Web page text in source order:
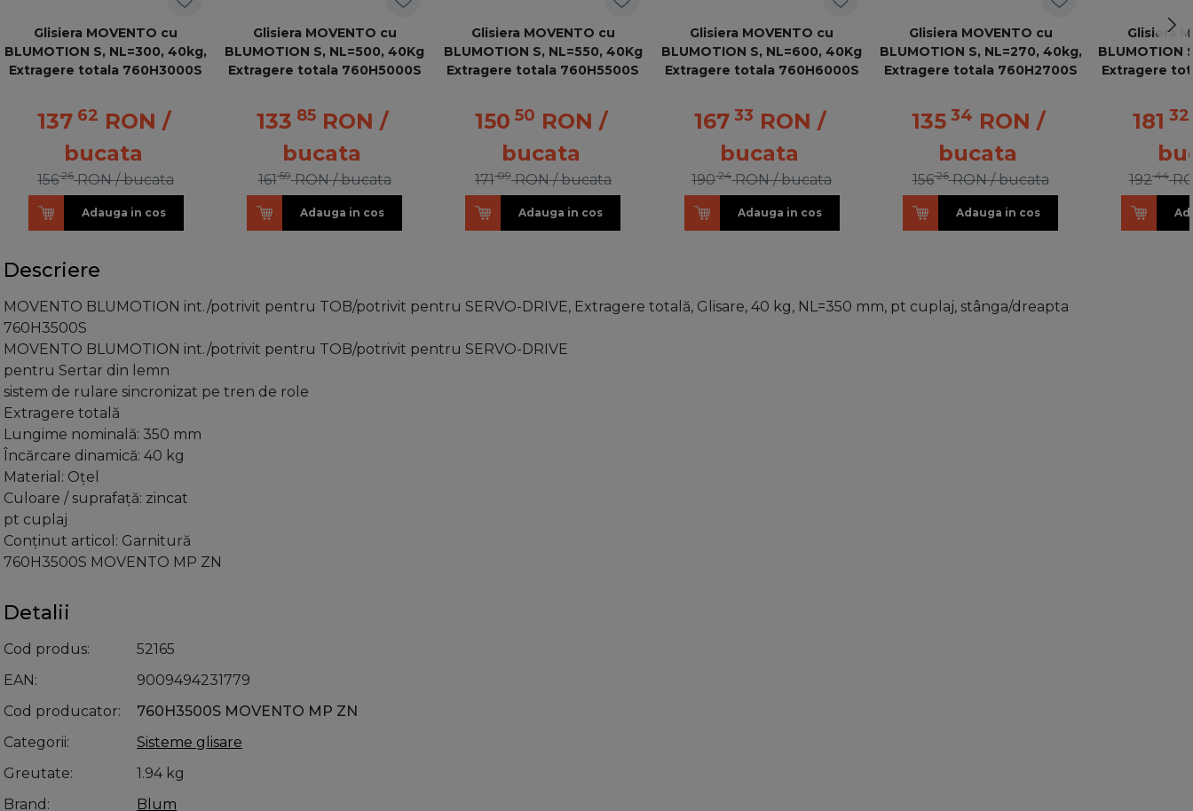
Glisiera MOVENTO cu
BLUMOTION S, NL=300, 40kg,
Extragere totala 760H3000S
13762 RON /
bucata
15626 RON / bucata
Adauga in cos
Glisiera MOVENTO cu
BLUMOTION S, NL=500, 40Kg
Extragere totala 760H5000S
133 85 RON /
bucata
16159 RON / bucata
Adauga in cos
Glisiera MOVENTO cu
BLUMOTION S, NL=550, 40Kg
Extragere totala 760H5500S
150 50 RON /
bucata
17109 RON / bucata
Adauga in cos
Glisiera MOVENTO cu
BLUMOTION S, NL=600, 40Kg
Extragere totala 760H6000S
16733 RON /
bucata
19024 RON / bucata
Adauga in cos
Glisiera MOVENTO cu
BLUMOTION S, NL=270, 40kg,
Extragere totala 760H2700S
135 34 RON /
bucata
15626 RON / bucata
Adauga in cos
Glisiera
BLUMOTION
Extragere
181 32
19244
Descriere
MOVENTO BLUMOTION int./potrivit pentru TOB/potrivit pentru SERVO-DRIVE, Extragere totală, Glisare, 40 kg, NL=350 mm, pt cuplaj, stânga/dreapta
760H3500S
MOVENTO BLUMOTION int./potrivit pentru TOB/potrivit pentru SERVO-DRIVE
pentru Sertar din lemn
sistem de rulare sincronizat pe tren de role
Extragere totală
Lungime nominală: 350 mm
Încărcare dinamică: 40 kg
Material: Oţel
Culoare / suprafaţă: zincat
pt cuplaj
Conţinut articol: Garnitură
760H3500S MOVENTO MP ZN
Detalii
Cod produs
52165
EAN
9009494231779
Cod producator
760H3500S MOVENTO MP ZN
Categorii
Sisteme glisare
Greutate
1.94 kg
Brand
Blum